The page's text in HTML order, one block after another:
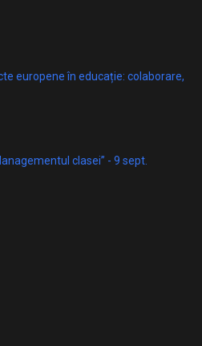
europene în educație: colaborare,
clasei” - 9 sept.